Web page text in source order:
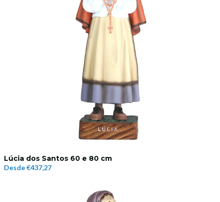
Lúcia dos Santos 60 e 80 cm
Desde€437,27